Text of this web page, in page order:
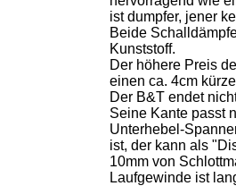
ist dumpfer, jener
Beide
Kunststoff.
Der höhere Preis
einen ca. 4cm
Der B&T endet
Seine Kante passt
Unterhebel-
ist, der kann als
10mm von
Laufgewinde ist